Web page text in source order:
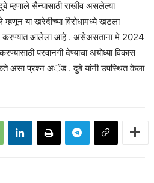
सैन्यासाठी राखीव असलेल्या
या खरेदीच्या विरोधामध्ये खटला
करण्यात आलेला आहे . असेअसताना मे 2024
परवानगी देण्याचा अयोध्या विकास
असा प्रश्न अॅड . दुबे यांनी उपस्थित केला